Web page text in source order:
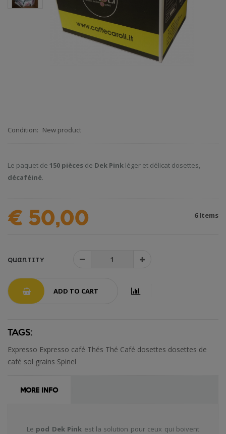
Condition: New product
Le paquet de 150 pièces de Dek Pink léger et délicat dosettes,
décaféiné.
6 Items
€ 50,00
Quantity
ADD TO CART
TAGS:
Expresso Expresso café Thés Thé Café dosettes dosettes de
café sol grains Spinel
MORE INFO
Le pod Dek Pink est la solution pour ceux qui boivent